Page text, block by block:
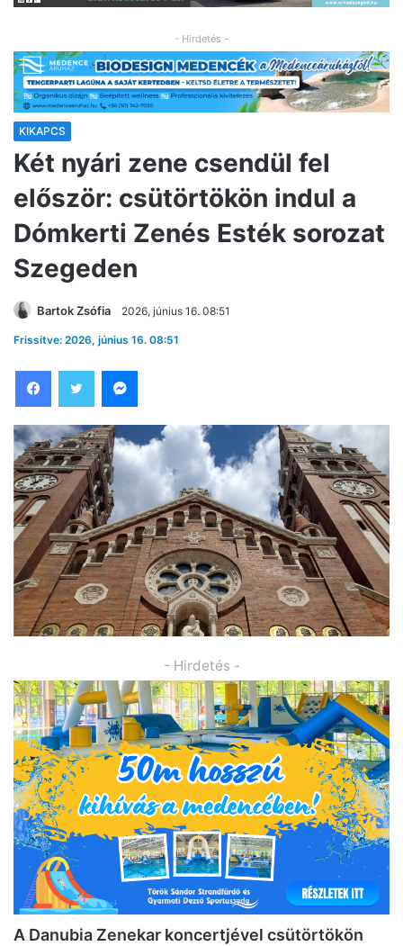
- Hirdetés -
KIKAPCS
Két nyári zene csendül fel
először: csütörtökön indul a
Dómkerti Zenés Esték sorozat
Szegeden
Bartok Zsófia 2026, június 16. 08:51
Frissítve: 2026, június 16. 08:51
- Hirdetés -
A Danubia Zenekar koncertjével csütörtökön